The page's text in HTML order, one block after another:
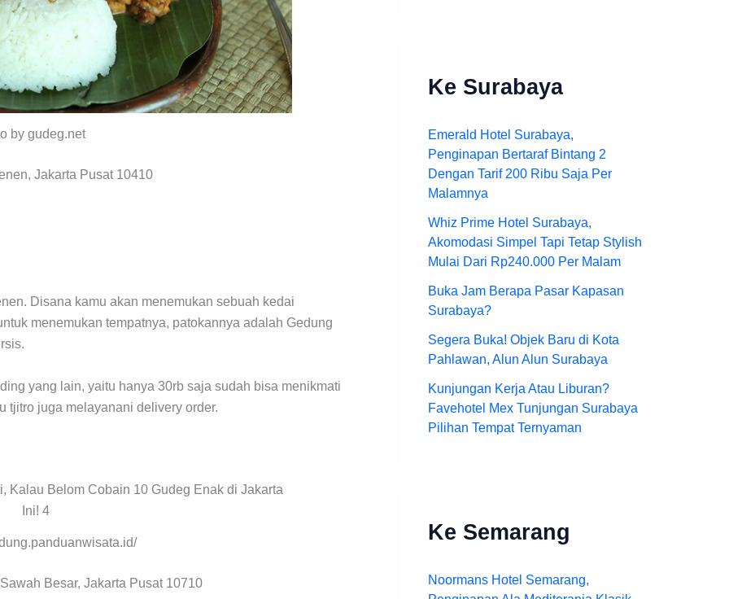
by gudeg.net
Jakarta Pusat 10410
Disana kamu akan menemukan sebuah kedai
menemukan tempatnya, patokannya adalah Gedung
yang lain, yaitu hanya 30rb saja sudah bisa menikmati
tjitro juga melayanani delivery order.
Besar, Jakarta Pusat 10710
Ke Surabaya
Emerald Hotel Surabaya,
Penginapan Bertaraf Bintang 2
Dengan Tarif 200 Ribu Saja Per
Malamnya
Whiz Prime Hotel Surabaya,
Akomodasi Simpel Tapi Tetap Stylish
Mulai Dari Rp240.000 Per Malam
Buka Jam Berapa Pasar Kapasan
Surabaya?
Segera Buka! Objek Baru di Kota
Pahlawan, Alun Alun Surabaya
Kunjungan Kerja Atau Liburan?
Favehotel Mex Tunjungan Surabaya
Pilihan Tempat Ternyaman
Ke Semarang
Noormans Hotel Semarang,